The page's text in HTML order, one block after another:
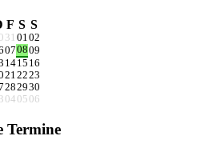
F S S
31 0102
070809
1415 16
212223
282930
04 05 06
Termine